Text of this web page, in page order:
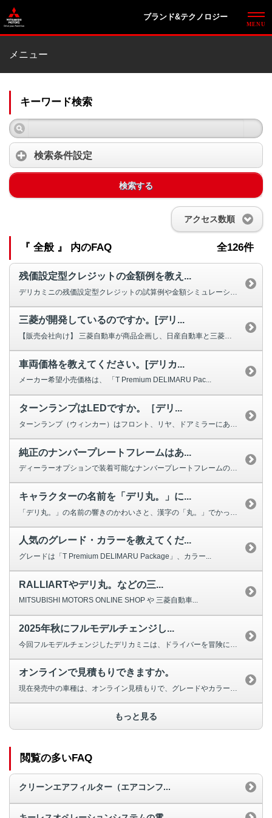
ブランド&テクノロジー
メニュー
キーワード検索
検索条件設定
検索する
アクセス数順
『 全般 』 内のFAQ 全126件
残価設定型クレジットの金額例を教え...
三菱が開発しているのですか。[デリ...
【販売会社向け】 三菱自動車が商品企画し、日産自動車と三菱自動車の合弁会...
車両価格を教えてください。[デリカ...
メーカー希望小売価格は、 「T Premium DELIMARU Pac...
ターンランプはLEDですか。［デリ...
ターンランプ（ウィンカー）はフロント、リヤ、ドアミラーにあり、それぞれ以下...
純正のナンバープレートフレームはあ...
ディーラーオプションで装着可能なナンバープレートフレームの設定はございます...
キャラクターの名前を「デリ丸。」に...
人気のグレード・カラーを教えてくだ...
グレードは「T Premium DELIMARU Package」、カラー...
RALLIARTやデリ丸。などの三...
MITSUBISHI MOTORS ONLINE SHOP や 三菱自動車...
2025年秋にフルモデルチェンジし...
オンラインで見積もりできますか。
現在発売中の車種は、オンライン見積もりで、グレードやカラー、各種オプション...
もっと見る
閲覧の多いFAQ
クリーンエアフィルター（エアコンフ...